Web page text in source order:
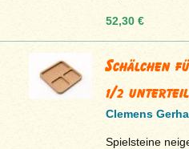
52,30 €
Schälchen
1/2
Clemens
Spielsteine